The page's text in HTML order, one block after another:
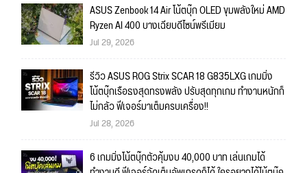
ASUS Zenbook 14 Air โน้ตบุ๊ก OLED ขุมพลังใหม่ AMD
Ryzen AI 400 บางเฉียบดีไซน์พรีเมียม
Jul 29, 2026
รีวิว ASUS ROG Strix SCAR 18 G835LXG เกมมิ่ง
โน้ตบุ๊กเรือธงสุดทรงพลัง ปรับสุดทุกเกม ทำงานหนักก็
ไม่กลัว ฟีเจอร์มาเต็มครบเครื่อง!!
Jul 28, 2026
6 เกมมิ่งโน้ตบุ๊กตัวคุ้มงบ 40,000 บาท เล่นเกมได้